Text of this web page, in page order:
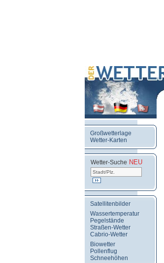
Großwetterlage
Wetter-Karten
Wetter-Suche NEU
Satellitenbilder
Wassertemperatur
Pegelstände
Straßen-Wetter
Cabrio-Wetter
Biowetter
Pollenflug
Schneehöhen